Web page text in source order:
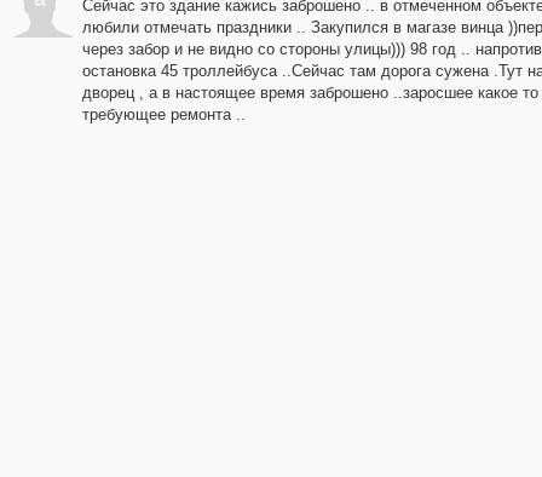
Сейчас это здание кажись заброшено .. в отмеченном
любили отмечать праздники .. Закупился в магазе винца
через забор и не видно со стороны улицы))) 98 год .. напротив
остановка 45 троллейбуса ..Сейчас там дорога сужена .Тут
дворец , а в настоящее время заброшено ..заросшее какое то
требующее ремонта ..